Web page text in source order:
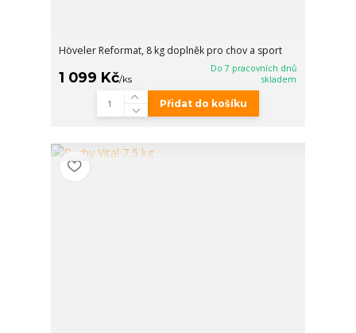
Höveler Reformat, 8 kg doplněk pro chov a sport
1 099 Kč/ks
Do 7 pracovních dnů
skladem
Přidat do košíku